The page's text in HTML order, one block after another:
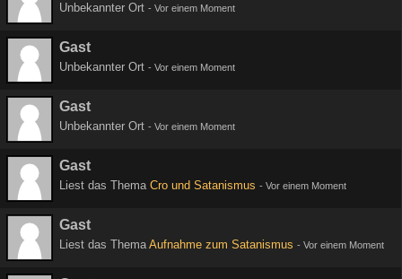
Unbekannter Ort - Vor einem Moment
Gast
Unbekannter Ort - Vor einem Moment
Gast
Unbekannter Ort - Vor einem Moment
Gast
Liest das Thema Cro und Satanismus - Vor einem Moment
Gast
Liest das ThemaAufnahme zum Satanismus - Vor einem Moment